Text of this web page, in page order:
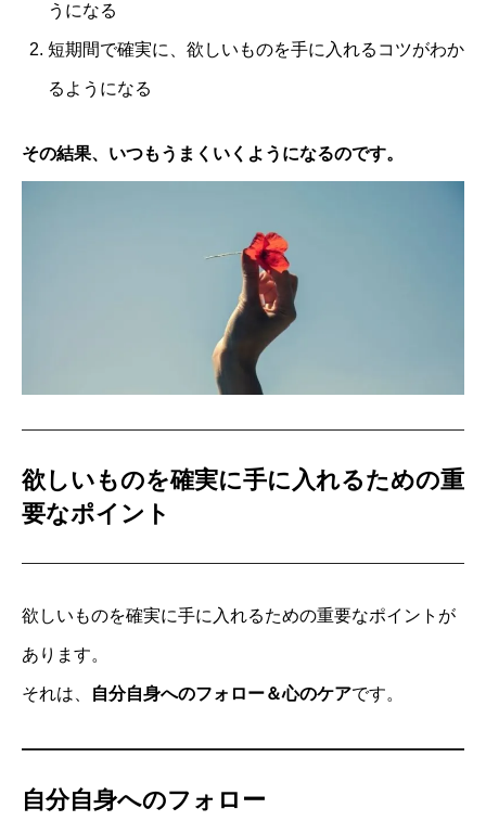
うになる
短期間で確実に、欲しいものを手に入れるコツがわか
るようになる
その結果、いつもうまくいくようになるのです。
欲しいものを確実に手に入れるための重
要なポイント
欲しいものを確実に手に入れるための重要なポイントが
あります。
それは、 自分自身へのフォロー＆心のケアです。
自分自身へのフォロー